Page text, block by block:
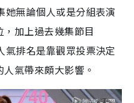
她無論個人或是分組表演
加上過去幾集節目
氣排名是靠觀眾投票決定
氣帶來頗大影響。